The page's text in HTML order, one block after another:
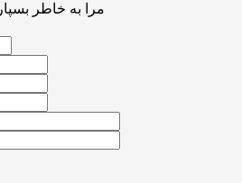
مرا به خاطر بسپار